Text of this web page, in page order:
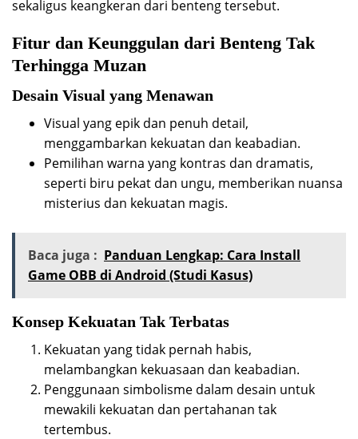
sekaligus keangkeran dari benteng tersebut.
Fitur dan Keunggulan dari Benteng Tak
Terhingga Muzan
Desain Visual yang Menawan
Visual yang epik dan penuh detail,
menggambarkan kekuatan dan keabadian.
Pemilihan warna yang kontras dan dramatis,
seperti biru pekat dan ungu, memberikan nuansa
misterius dan kekuatan magis.
Baca juga : Panduan Lengkap: Cara Install
Game OBB di Android (Studi Kasus)
Konsep Kekuatan Tak Terbatas
Kekuatan yang tidak pernah habis,
melambangkan kekuasaan dan keabadian.
Penggunaan simbolisme dalam desain untuk
mewakili kekuatan dan pertahanan tak
tertembus.